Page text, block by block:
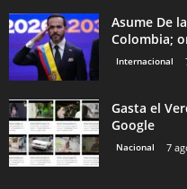
Asume De
Colombia;
Internacional
Gasta el
Google
Nacional 7